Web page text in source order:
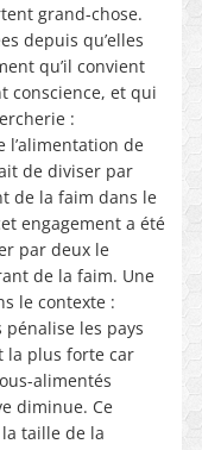
grand-chose.
depuis qu’elles
qu’il convient
conscience, et qui
:
l’alimentation de
de diviser par
de la faim dans le
engagement a été
par deux le
de la faim. Une
le contexte :
les pays
la plus forte car
alimentés
diminue. Ce
taille de la